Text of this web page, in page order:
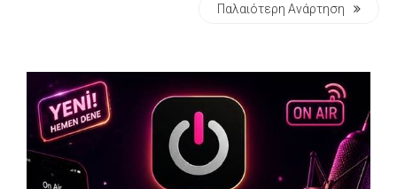
Παλαιότερη Ανάρτηση